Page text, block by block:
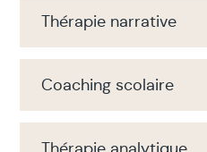
Thérapie narrative
Coaching scolaire